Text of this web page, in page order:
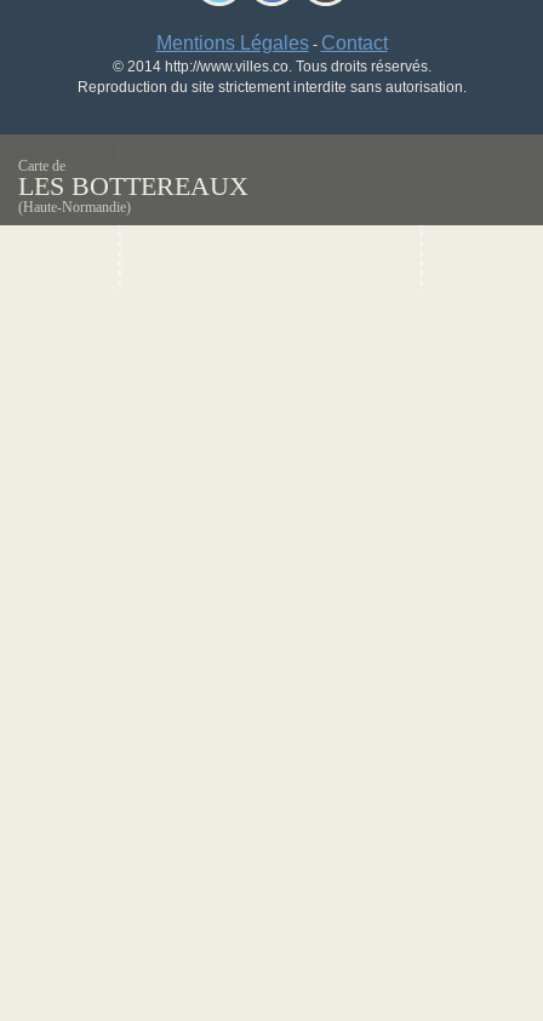
Mentions Légales- Contact
© 2014 http://www.villes.co. Tous droits réservés.
Reproduction du site strictement interdite sans autorisation.
Carte de
LES BOTTEREAUX
(Haute-Normandie)